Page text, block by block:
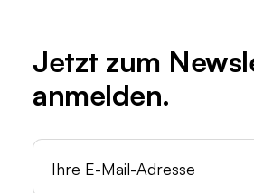
Jetzt zum
anmelden.